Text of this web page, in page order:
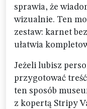
sprawia, że
wizualnie. Ten
zestaw: karnet
ułatwia
Jeżeli lubisz
przygotować
ten sposób
z kopertą Stripy